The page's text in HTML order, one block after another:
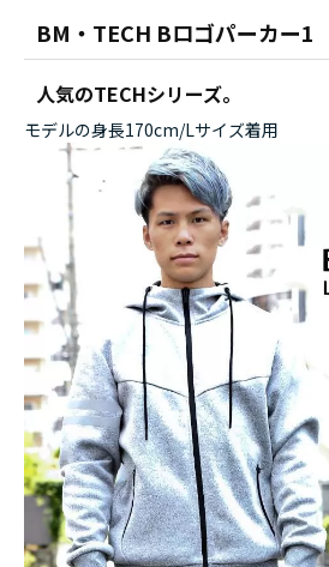
BM・TECH Bロゴパーカー1
人気のTECHシリーズ。
モデルの身長170cm/Lサイズ着用